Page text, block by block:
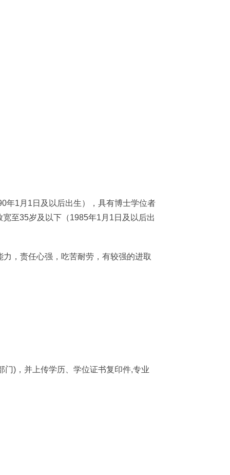
1月1日及以后出生），具有博士学位者
至35岁及以下（1985年1月1日及以后出
，责任心强，吃苦耐劳，有较强的进取
)，并上传学历、学位证书复印件,专业